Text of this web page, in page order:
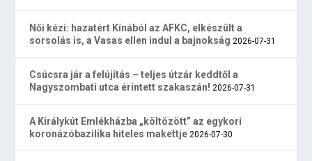
Női kézi: hazatért Kínából az AFKC, elkészült a
sorsolás is, a Vasas ellen indul a bajnokság 2026-07-31
Csúcsra jár a felújítás – teljes útzár keddtől a
Nagyszombati utca érintett szakaszán! 2026-07-31
A Királykút Emlékházba „költözött” az egykori
koronázóbazilika hiteles makettje 2026-07-30